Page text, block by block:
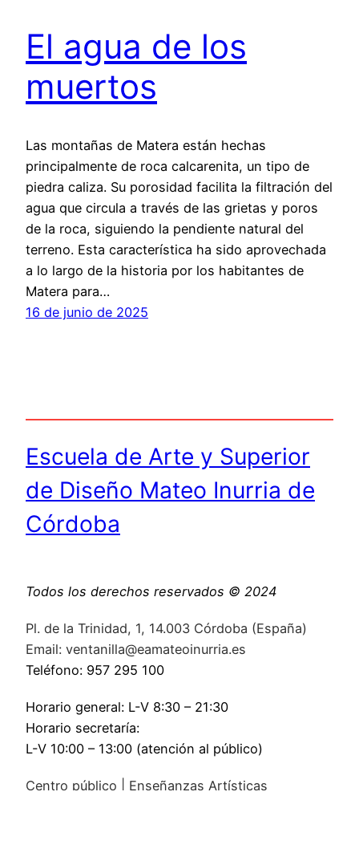
El agua de los
muertos
Las montañas de Matera están hechas
principalmente de roca calcarenita, un tipo de
piedra caliza. Su porosidad facilita la filtración del
agua que circula a través de las grietas y poros
de la roca, siguiendo la pendiente natural del
terreno. Esta característica ha sido aprovechada
a lo largo de la historia por los habitantes de
Matera para…
16 de junio de 2025
Escuela de Arte y Superior
de Diseño Mateo Inurria de
Córdoba
Todos los derechos reservados © 2024
Pl. de la Trinidad, 1, 14.003 Córdoba (España)
Email: ventanilla@eamateoinurria.es
Teléfono: 957 295 100
Horario general: L-V 8:30 – 21:30
Horario secretaría:
L-V 10:00 – 13:00 (atención al público)
Centro público | Enseñanzas Artísticas